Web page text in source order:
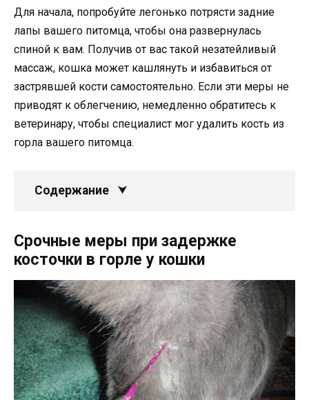
Для начала, попробуйте легонько потрясти задние
лапы вашего питомца, чтобы она развернулась
спиной к вам. Получив от вас такой незатейливый
массаж, кошка может кашлянуть и избавиться от
застрявшей кости самостоятельно. Если эти меры не
приводят к облегчению, немедленно обратитесь к
ветеринару, чтобы специалист мог удалить кость из
горла вашего питомца.
Содержание
Срочные меры при задержке
косточки в горле у кошки